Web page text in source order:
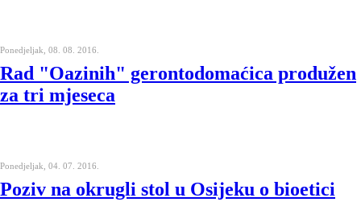
Ponedjeljak, 08. 08. 2016.
Rad "Oazinih" gerontodomaćica produžen
za tri mjeseca
Ponedjeljak, 04. 07. 2016.
Poziv na okrugli stol u Osijeku o bioetici